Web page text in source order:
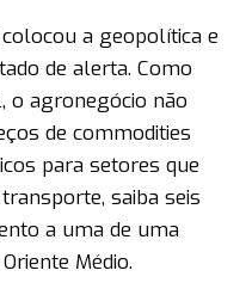
a geopolítica e
de alerta. Como
o agronegócio não
de commodities
para setores que
saiba seis
a uma de uma
Médio.